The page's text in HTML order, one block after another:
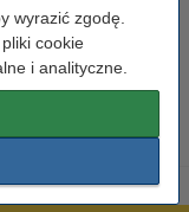
wyrazić zgodę.
cookie
i analityczne.